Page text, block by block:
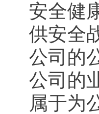
安全健
供安全
公司的
公司的
属于为